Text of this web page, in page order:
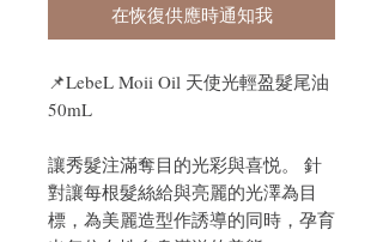
在恢復供應時通知我
📌LebeL Moii Oil 天使光輕盈髮尾油
50mL
讓秀髮注滿奪目的光彩與喜悦。 針
對讓每根髮絲給與亮麗的光澤為目
標，為美麗造型作誘導的同時，孕育